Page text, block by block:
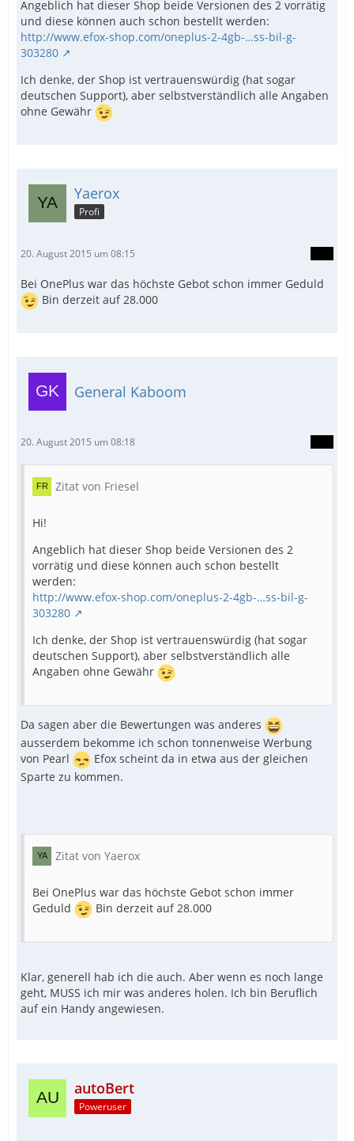
Angeblich hat dieser Shop beide Versionen des 2 vorrätig
und diese können auch schon bestellt werden:
http://www.efox-shop.com/oneplus-2-4gb-…ss-bil-g-
303280
Ich denke, der Shop ist vertrauenswürdig (hat sogar
deutschen Support), aber selbstverständlich alle Angaben
ohne Gewähr
Yaerox
Profi
20. August 2015 um 08:15
Bei OnePlus war das höchste Gebot schon immer Geduld
Bin derzeit auf 28.000
General Kaboom
20. August 2015 um 08:18
Zitat von Friesel
Hi!
Angeblich hat dieser Shop beide Versionen des 2
vorrätig und diese können auch schon bestellt
werden:
http://www.efox-shop.com/oneplus-2-4gb-…ss-bil-g-
303280
Ich denke, der Shop ist vertrauenswürdig (hat sogar
deutschen Support), aber selbstverständlich alle
Angaben ohne Gewähr
Da sagen aber die Bewertungen was anderes
ausserdem bekomme ich schon tonnenweise Werbung
von Pearl
Efox scheint da in etwa aus der gleichen
Sparte zu kommen.
Zitat von Yaerox
Bei OnePlus war das höchste Gebot schon immer
Geduld
Bin derzeit auf 28.000
Klar, generell hab ich die auch. Aber wenn es noch lange
geht, MUSS ich mir was anderes holen. Ich bin Beruflich
auf ein Handy angewiesen.
autoBert
Poweruser